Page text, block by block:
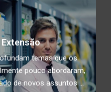
temas que os
pouco abordaram,
de novos assuntos ...